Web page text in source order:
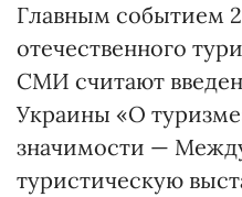
Главным событием
отечественного
СМИ считают
Украины «О
значимости —
туристическую